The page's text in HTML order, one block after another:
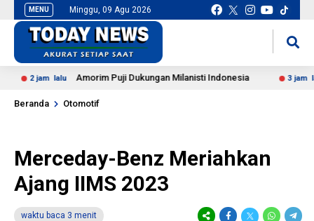
MENU Minggu, 09 Agu 2026
2 jam lalu Amorim Puji Dukungan Milanisti Indonesia 3 jam lalu
Beranda Otomotif
Merceday-Benz Meriahkan
Ajang IIMS 2023
waktu baca 3 menit